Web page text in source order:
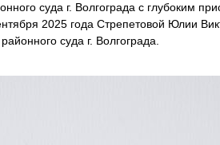
суда г. Волгограда с глубоким
2025 года Стрепетовой Юлии
суда г. Волгограда.